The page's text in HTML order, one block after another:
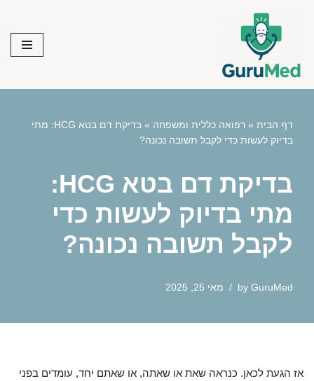
content
דף הבית » רפואה כללית ומשפחה »
בדיקת דם בטא HCG: מתי
בדיוק לעשות כדי לקבל תשובה נכונה?
בדיקת דם בטא HCG:
מתי בדיוק לעשות כדי
לקבל תשובה נכונה?
by GuruMed מאי 25, 2025
אז הגעת לכאן. כנראה שאת או שאתה, או שאתם יחד, עומדים בפני